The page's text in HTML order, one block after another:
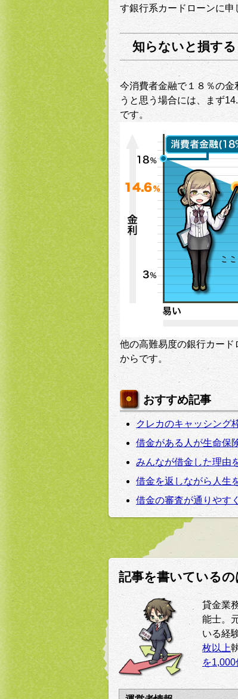
す銀行系カードローンに申
知らないと損す
今消費者金融で１８％の
うと思う場合には、まず
です。
他の高難易度の銀行カー
からです。
おすすめ記事
クレカのキャッシング
借金がある人が生命保
みんなが借金した理由
借金を返しながら人生
借金の審査が通りやす
記事を書いているの
貸金業
能士。
いる経
枚以上
を1,000